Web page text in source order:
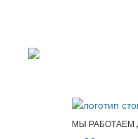
МЫ РАБОТАЕМ